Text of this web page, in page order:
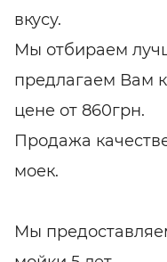
вкусу.
Мы отбираем
предлагаем Вам
цене от 860грн.
Продажа
моек.
Мы